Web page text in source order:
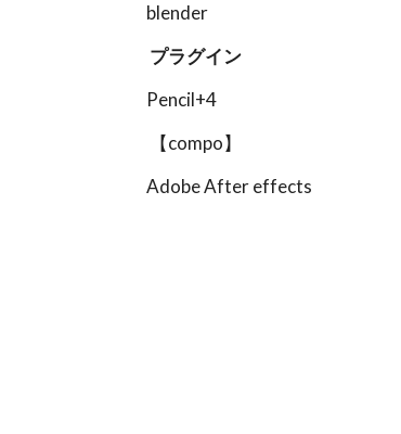
blender
プラグイン
Pencil+4
【compo】
Adobe After effects